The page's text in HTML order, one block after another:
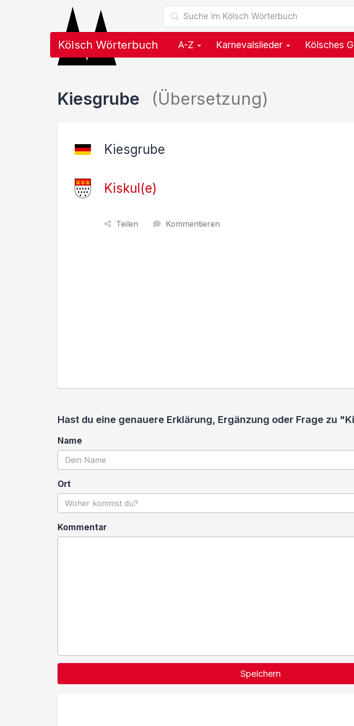
Kölsch Wörterbuch A-Z Karnevalslieder Kölsches
Kiesgrube (Übersetzung)
Kiesgrube
Kiskul(e)
Teilen Kommentieren
Hast du eine genauere Erklärung, Ergänzung oder Frage zu
Name
Ort
Kommentar
Speichern